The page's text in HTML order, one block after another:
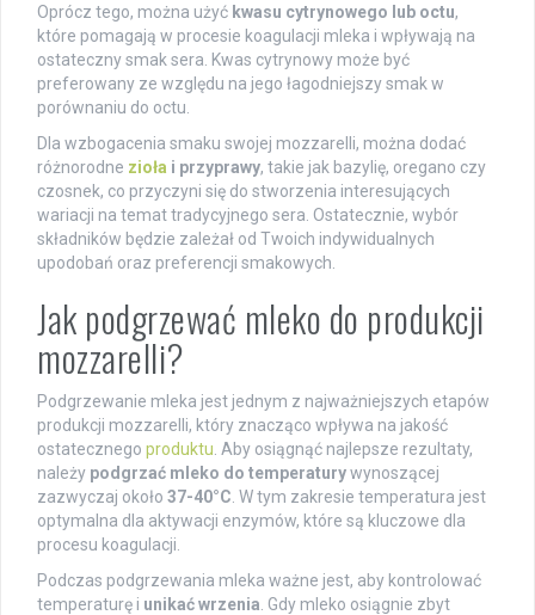
Oprócz tego, można użyć kwasu cytrynowego lub octu,
które pomagają w procesie koagulacji mleka i wpływają na
ostateczny smak sera. Kwas cytrynowy może być
preferowany ze względu na jego łagodniejszy smak w
porównaniu do octu.
Dla wzbogacenia smaku swojej mozzarelli, można dodać
różnorodne zioła i przyprawy, takie jak bazylię, oregano czy
czosnek, co przyczyni się do stworzenia interesujących
wariacji na temat tradycyjnego sera. Ostatecznie, wybór
składników będzie zależał od Twoich indywidualnych
upodobań oraz preferencji smakowych.
Jak podgrzewać mleko do produkcji
mozzarelli?
Podgrzewanie mleka jest jednym z najważniejszych etapów
produkcji mozzarelli, który znacząco wpływa na jakość
ostatecznego produktu . Aby osiągnąć najlepsze rezultaty,
należy podgrzać mleko do temperaturywynoszącej
zazwyczaj około 37-40°C . W tym zakresie temperatura jest
optymalna dla aktywacji enzymów, które są kluczowe dla
procesu koagulacji.
Podczas podgrzewania mleka ważne jest, aby kontrolować
temperaturę i unikać wrzenia . Gdy mleko osiągnie zbyt